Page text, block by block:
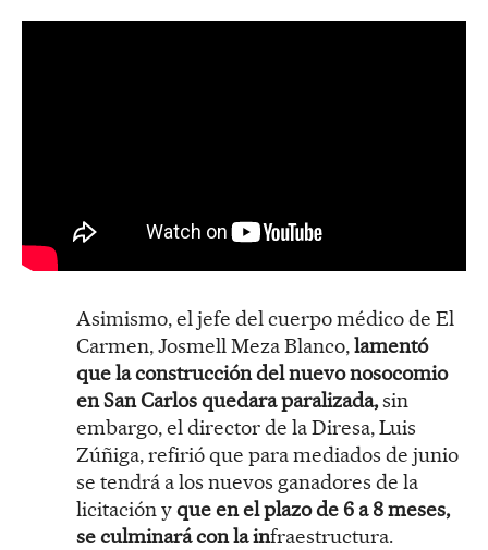
Asimismo, el jefe del cuerpo médico de El
Carmen, Josmell Meza Blanco,lamentó
que la construcción del nuevo nosocomio
en San Carlos quedara paralizada,sin
embargo, el director de la Diresa, Luis
Zúñiga, refirió que para mediados de junio
se tendrá a los nuevos ganadores de la
licitación yque en el plazo de 6 a 8 meses,
se culminará con la infraestructura.